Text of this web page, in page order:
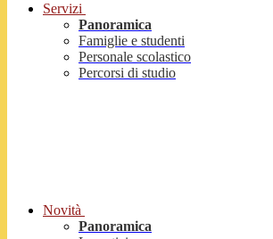
Servizi
Panoramica
Famiglie e studenti
Personale scolastico
Percorsi di studio
Novità
Panoramica